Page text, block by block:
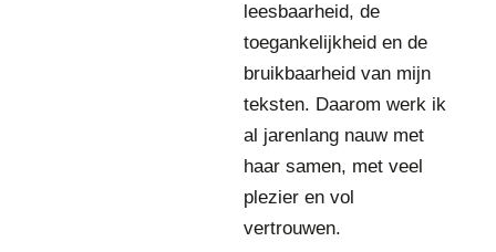
l
e
r
u
t
e
u
r
e
leesbaarheid, de
toegankelijkheid en de
bruikbaarheid van mijn
teksten. Daarom werk ik
al jarenlang nauw met
haar samen, met veel
plezier en vol
vertrouwen.